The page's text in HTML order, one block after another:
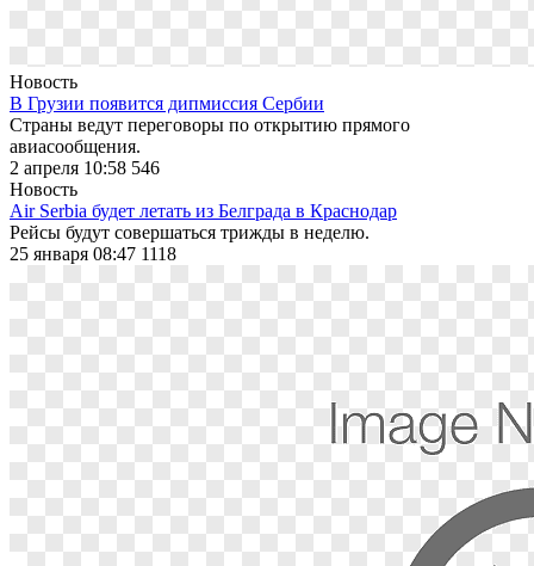
Новость
В Грузии появится дипмиссия Сербии
Страны ведут переговоры по открытию прямого
авиасообщения.
2 апреля 10:58 546
Новость
Air Serbia будет летать из Белграда в Краснодар
Рейсы будут совершаться трижды в неделю.
25 января 08:47 1118